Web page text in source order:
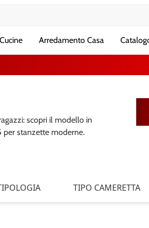
Cucine Arredamento Casa
scopri il modello in
per stanzette moderne.
TIPO CAMERETTA